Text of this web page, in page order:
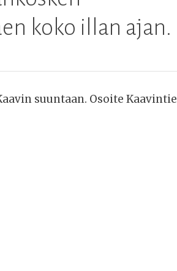
koko illan ajan.
suuntaan. Osoite Kaavintie